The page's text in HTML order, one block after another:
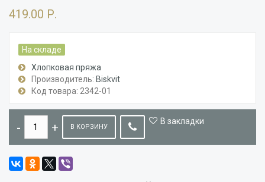
419.00 Р.
На складе
Хлопковая пряжа
Производитель: Biskvit
Код товара: 2342-01
В КОРЗИНУ
В закладки